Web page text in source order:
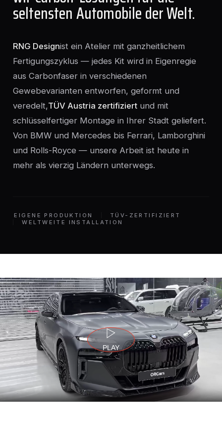
seltensten Automobile der Welt.
RNG Designist ein Atelier mit ganzheitlichem
Fertigungszyklus — jedes Kit wird in Eigenregie
aus Carbonfaser in verschiedenen
Gewebevarianten entworfen, geformt und
veredelt,TÜV Austria zertifiziert und mit
schlüsselfertiger Montage in Ihrer Stadt geliefert.
Von BMW und Mercedes bis Ferrari, Lamborghini
und Rolls-Royce — unsere Arbeit ist heute in
mehr als vierzig Ländern unterwegs.
EIGENE PRODUKTION
TÜV-ZERTIFIZIERT
WELTWEITE INSTALLATION
PLAY